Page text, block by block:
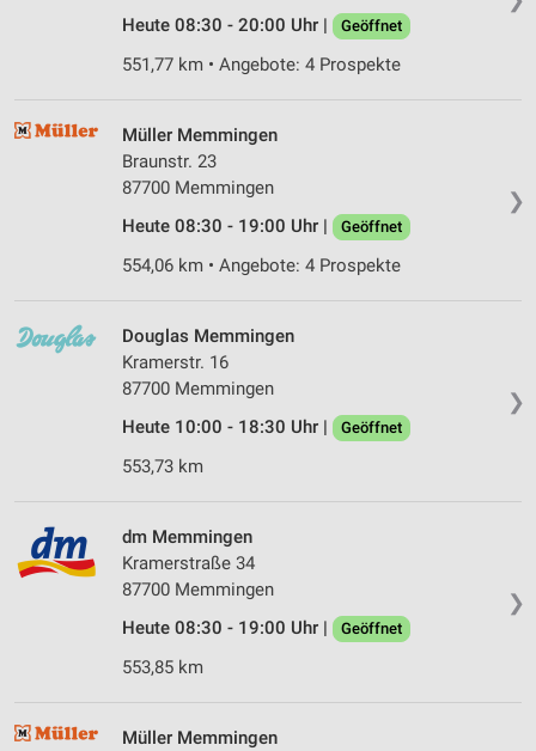
Heute 08:30 - 20:00 Uhr | Geöffnet
551,77 km • Angebote: 4 Prospekte
❯
Müller Memmingen
Braunstr. 23
87700 Memmingen
Heute 08:30 - 19:00 Uhr |
Geöffnet
554,06 km • Angebote: 4 Prospekte
❯
Douglas Memmingen
Kramerstr. 16
87700 Memmingen
Heute 10:00 - 18:30 Uhr |
Geöffnet
553,73 km
❯
dm Memmingen
Kramerstraße 34
87700 Memmingen
Heute 08:30 - 19:00 Uhr |
Geöffnet
553,85 km
Müller Memmingen